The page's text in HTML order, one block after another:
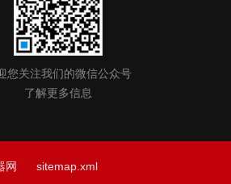
您关注我们的微信公众号
了解更多信息
网 sitemap.xml